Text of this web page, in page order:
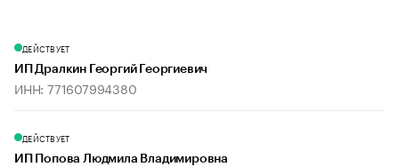
ДЕЙСТВУЕТ
ИП Дралкин Георгий Георгиевич
ИНН: 771607994380
ДЕЙСТВУЕТ
ИП Попова Людмила Владимировна